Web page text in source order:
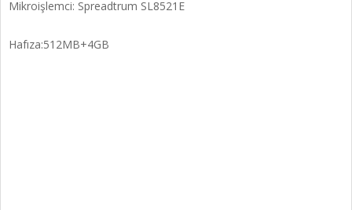
Mikroişlemci: Spreadtrum SL8521E
Hafıza:512MB+4GB